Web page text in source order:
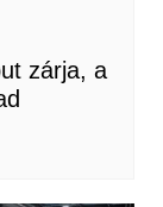
zárja, a